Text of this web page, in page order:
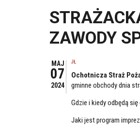
ZAWODY
MAJ
07
2024
JŁ
Ochotnicza Straż
gminne obchody dnia
Gdzie i kiedy odbędą się
Jaki jest program